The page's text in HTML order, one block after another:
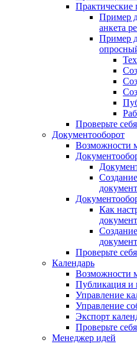
Практические
Пример
анкета
Пример
Проверьте себя
Документооборот
Возможности
Как
Проверьте себя
Календарь
Возможности
Публикация и
Управление
Управление
Экспорт
Проверьте себя
Менеджер идей